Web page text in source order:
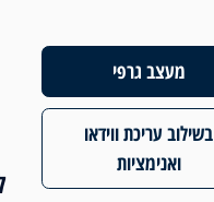
מעצב גרפי
בשילוב עריכת ווידאו
ואנימציות